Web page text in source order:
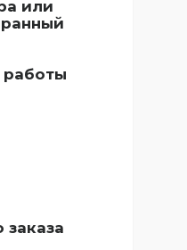
или
работы